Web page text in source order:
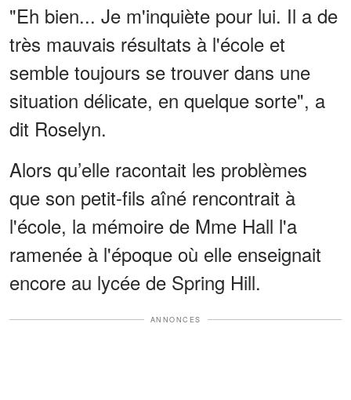
"Eh bien... Je m'inquiète pour lui. Il a de
très mauvais résultats à l'école et
semble toujours se trouver dans une
situation délicate, en quelque sorte", a
dit Roselyn.
Alors qu’elle racontait les problèmes
que son petit-fils aîné rencontrait à
l'école, la mémoire de Mme Hall l'a
ramenée à l'époque où elle enseignait
encore au lycée de Spring Hill.
ANNONCES